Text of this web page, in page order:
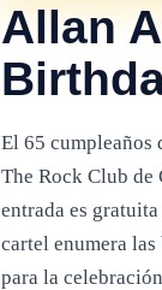
Allan
El 65 cumpleaños
The Rock Club de
entrada es
cartel enumera
para la